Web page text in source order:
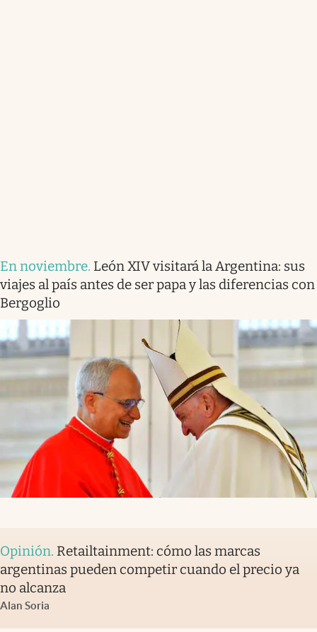
En noviembre. León XIV visitará la Argentina: sus
viajes al país antes de ser papa y las diferencias con
Bergoglio
Opinión. Retailtainment: cómo las marcas
argentinas pueden competir cuando el precio ya
no alcanza
Alan Soria